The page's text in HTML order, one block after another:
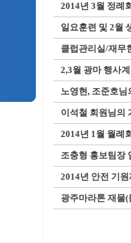
2014년 3월 정례
일요훈련 및 2월
클럽관리실/재무
2,3월 광마 행사계
노영현, 조준호님
이석철 회원님의
2014년 1월 월례
조충형 홍보팀장
2014년 안전 기원
광주마라톤 재물(